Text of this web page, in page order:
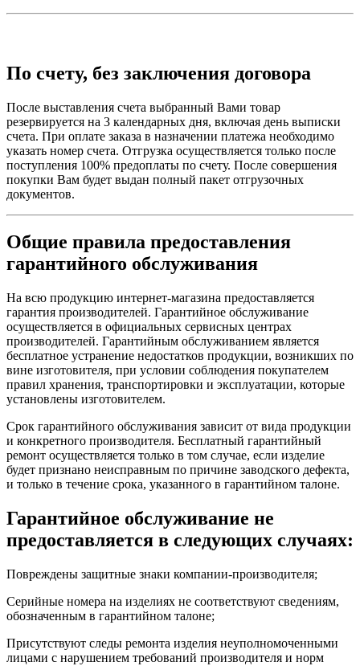
По счету, без заключения договора
После выставления счета выбранный Вами товар
резервируется на 3 календарных дня, включая день выписки
счета. При оплате заказа в назначении платежа необходимо
указать номер счета. Отгрузка осуществляется только после
поступления 100% предоплаты по счету. После совершения
покупки Вам будет выдан полный пакет отгрузочных
документов.
Общие правила предоставления
гарантийного обслуживания
На всю продукцию интернет-магазина предоставляется
гарантия производителей. Гарантийное обслуживание
осуществляется в официальных сервисных центрах
производителей. Гарантийным обслуживанием является
бесплатное устранение недостатков продукции, возникших по
вине изготовителя, при условии соблюдения покупателем
правил хранения, транспортировки и эксплуатации, которые
установлены изготовителем.
Срок гарантийного обслуживания зависит от вида продукции
и конкретного производителя. Бесплатный гарантийный
ремонт осуществляется только в том случае, если изделие
будет признано неисправным по причине заводского дефекта,
и только в течение срока, указанного в гарантийном талоне.
Гарантийное обслуживание не
предоставляется в следующих случаях:
Повреждены защитные знаки компании-производителя;
Серийные номера на изделиях не соответствуют сведениям,
обозначенным в гарантийном талоне;
Присутствуют следы ремонта изделия неуполномоченными
лицами с нарушением требований производителя и норм